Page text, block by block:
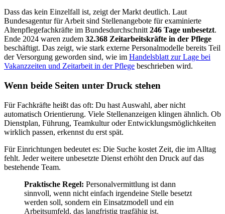
Dass das kein Einzelfall ist, zeigt der Markt deutlich. Laut
Bundesagentur für Arbeit sind Stellenangebote für examinierte
Altenpflegefachkräfte im Bundesdurchschnitt 246 Tage unbesetzt.
Ende 2024 waren zudem 32.368 Zeitarbeitskräfte in der Pflege
beschäftigt. Das zeigt, wie stark externe Personalmodelle bereits Teil
der Versorgung geworden sind, wie im Handelsblatt zur Lage bei
Vakanzzeiten und Zeitarbeit in der Pflege beschrieben wird.
Wenn beide Seiten unter Druck stehen
Für Fachkräfte heißt das oft: Du hast Auswahl, aber nicht
automatisch Orientierung. Viele Stellenanzeigen klingen ähnlich. Ob
Dienstplan, Führung, Teamkultur oder Entwicklungsmöglichkeiten
wirklich passen, erkennst du erst spät.
Für Einrichtungen bedeutet es: Die Suche kostet Zeit, die im Alltag
fehlt. Jeder weitere unbesetzte Dienst erhöht den Druck auf das
bestehende Team.
Praktische Regel: Personalvermittlung ist dann
sinnvoll, wenn nicht einfach irgendeine Stelle besetzt
werden soll, sondern ein Einsatzmodell und ein
Arbeitsumfeld, das langfristig tragfähig ist.